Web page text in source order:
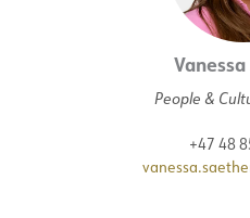
People &
+47 48